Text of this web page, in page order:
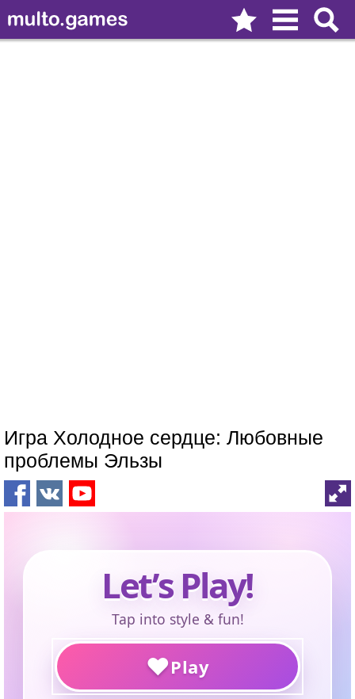
Игра Холодное сердце: Любовные
проблемы Эльзы